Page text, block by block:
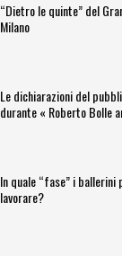
“Dietro le quinte” del
Milano
Le dichiarazioni del
durante « Roberto Bolle
In quale “fase” i
lavorare?